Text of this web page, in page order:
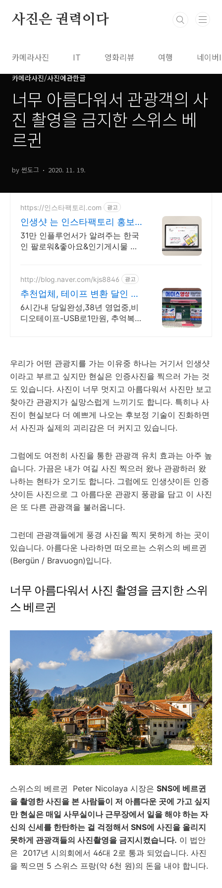
사진은 권력이다
카메라사진 IT 영화리뷰 여행 네이
카메라사진/사진에관한글
너무 아름다워서 관광객의 사
진 촬영을 금지한 스위스 베
르귄
by 썬도그 2020. 11. 19.
https://인스타팩토리.com 광고
인생샷 는 인스타팩토리 홍보
가 필요하다면 지금 클릭
31만 인플루언서가 알려주는 한국
인 팔로워&좋아요&인기게시물 노
된 최적화 좋아요 증가
http://blog.naver.com/kjs8846 광고
추천업체, 테이프 변환 달인 캠
코더 비디오테이프 영상복원
6시간내 당일완성,38년 영업중,비
디오테이프-USB로1만원, 추억복
우리가 어떤 관광지를 가는 이유중 하나는 거기서 인생샷
이라고 부르고 싶지만 현실은 인증사진을 찍으러 가는 것
도 있습니다. 사진이 너무 멋지고 아름다워서 사진만 보고
찾아간 관광지가 실망스럽게 느끼기도 합니다. 특히나 사
진이 현실보다 더 예쁘게 나오는 후보정 기술이 진화하면
서 사진과 실제의 괴리감은 더 커지고 있습니다.
그럼에도 여전히 사진을 통한 관광객 유치 효과는 아주 높
습니다. 가끔은 내가 여길 사진 찍으러 왔나 관광하러 왔
나하는 현타가 오기도 합니다. 그럼에도 인생샷이든 인증
샷이든 사진으로 그 아름다운 관광지 풍광을 담고 이 사진
은 또 다른 관광객을 불러옵니다.
그런데 관광객들에게 풍경 사진을 찍지 못하게 하는 곳이
있습니다. 아름다운 나라하면 떠오르는 스위스의 베르귄
(Bergün / Bravuogn)입니다.
너무 아름다워서 사진 촬영을 금지한 스위
스 베르귄
스위스의 베르귄 Peter Nicolaya 시장은 SNS에 베르귄
을 촬영한 사진을 본 사람들이 저 아름다운 곳에 가고 싶지
만 현실은 매일 사무실이나 근무장에서 일을 해야 하는 자
신의 신세를 한탄하는 걸 걱정해서 SNS에 사진을 올리지
못하게 관광객들의 사진촬영을 금지시켰습니다. 이 법안
은 2017년 시의회에서 46대 2로 통과 되었습니다. 사진
을 찍으면 5 스위스 프랑(약 6천 원)의 돈을 내야 합니다.